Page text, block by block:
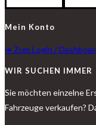
Mein Konto
➔ Zum Login /
WIR SUCHEN IMMER
Sie möchten einzelne
Fahrzeuge verkaufen?